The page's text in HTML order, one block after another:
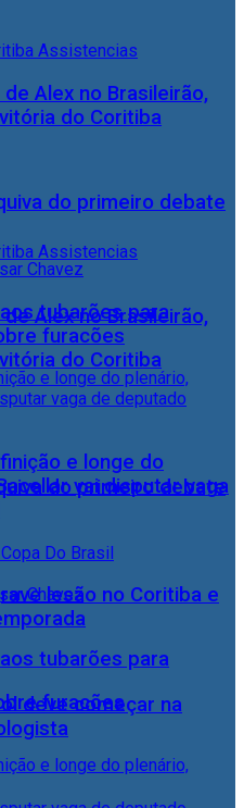
Alex no Brasileirão,
do Coritiba
do primeiro debate
tubarões para
furacões
Alex no Brasileirão,
do Coritiba
do primeiro debate
tubarões para
furacões
e longe do
vai disputar vaga
lesão no Coritiba e
deve começar na